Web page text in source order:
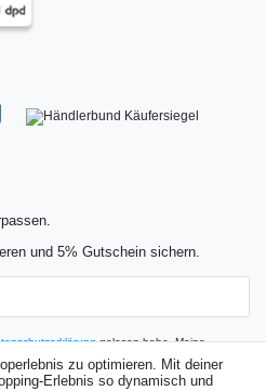
und 5% Gutschein sichern.
gelesen habe. Meine
zu optimieren. Mit deiner
Erlebnis so dynamisch und